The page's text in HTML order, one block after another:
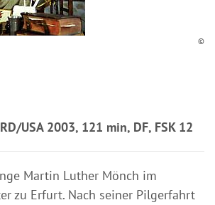
©
USA 2003, 121 min, DF, FSK 12
Martin Luther Mönch im
zu Erfurt. Nach seiner Pilgerfahrt